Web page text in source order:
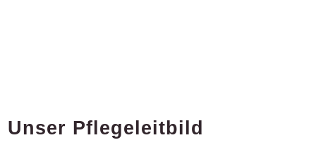
Unser Pflegeleitbild